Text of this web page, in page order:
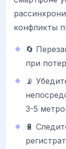
конфликты
🔄
при
📡
3-5
🔋